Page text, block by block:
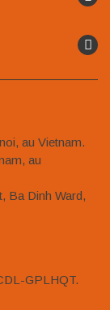
au Vietnam.
au
Ba Dinh Ward,
GPLHQT.